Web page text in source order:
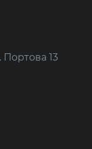
Портова 13